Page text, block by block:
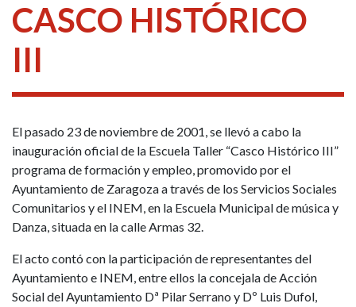
CASCO HISTÓRICO
III
El pasado 23 de noviembre de 2001, se llevó a cabo la
inauguración oficial de la Escuela Taller “Casco Histórico III”
programa de formación y empleo, promovido por el
Ayuntamiento de Zaragoza a través de los Servicios Sociales
Comunitarios y el INEM, en la Escuela Municipal de música y
Danza, situada en la calle Armas 32.
El acto contó con la participación de representantes del
Ayuntamiento e INEM, entre ellos la concejala de Acción
Social del Ayuntamiento Dª Pilar Serrano y Dº Luis Dufol,